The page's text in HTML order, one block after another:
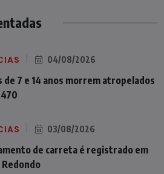
04/08/2026
de 7 e 14 anos morrem atropelados
03/08/2026
de carreta é registrado em